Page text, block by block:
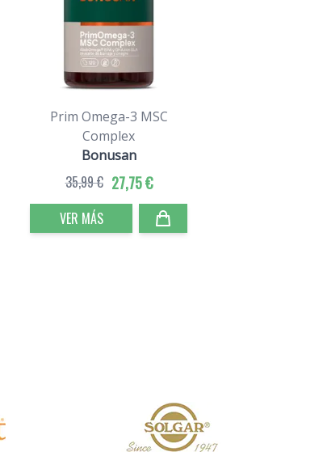
Prim Omega-3 MSC
Complex
Bonusan
27,75 €
35,99 €
VER MÁS